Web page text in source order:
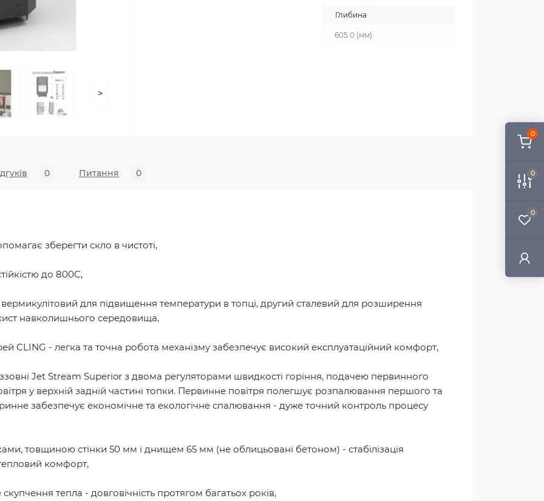
0
0
0
>
Глибина
605.0 (мм)
0 Питання 0
зберегти скло в чистоті,
до 800C,
для підвищення температури в топці, другий сталевий для розширення
навколишнього середовища,
CLING - легка та точна робота механізму забезпечує високий експлуатаційний комфорт,
Jet Stream Superior з двома регуляторами швидкості горіння, подачею первинного
у верхній задній частині топки. Первинне повітря полегшує розпалювання першого та
забезпечує економічне та екологічне спалювання - дуже точний контроль процесу
товщиною стінки 50 мм і днищем 65 мм (не облицьовані бетоном) - стабілізація
комфорт,
тепла - довговічність протягом багатьох років,